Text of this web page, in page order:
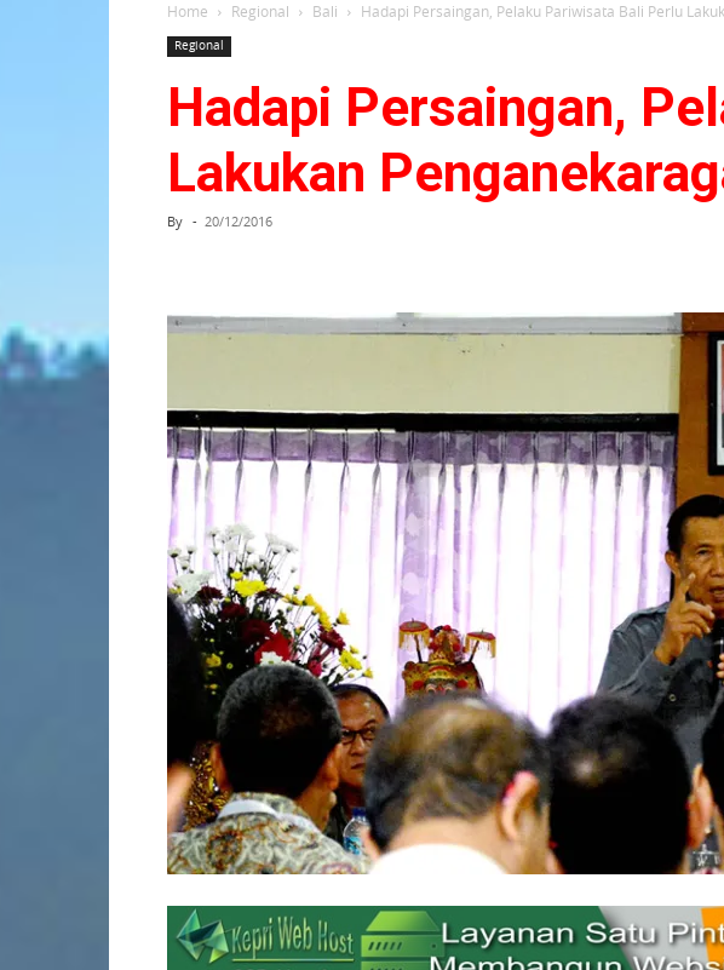
Home Regional Bali Hadapi Persaingan, Pelaku Pariwisata Bali Perlu
Regional
Hadapi Persaingan,
Lakukan
By - 20/12/2016